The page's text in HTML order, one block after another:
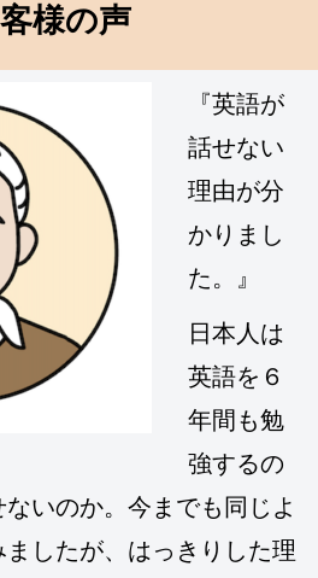
様の声
『英語が
話せない
理由が分
かりまし
た。』
日本人は
英語を６
年間も勉
強するの
いのか。今までも同じよ
したが、はっきりした理